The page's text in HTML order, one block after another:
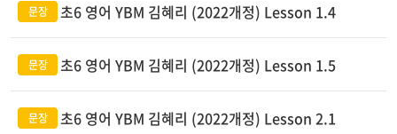
초6 영어 YBM 김혜리 (2022개정) Lesson 1.4
초6 영어 YBM 김혜리 (2022개정) Lesson 1.5
초6 영어 YBM 김혜리 (2022개정) Lesson 2.1